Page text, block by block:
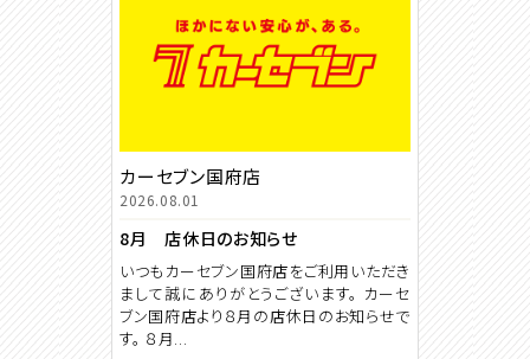
カーセブン国府店
2026.08.01
8月 店休日のお知らせ
いつもカーセブン国府店をご利用いただき
まして誠にありがとうございます。 カーセ
ブン国府店より８月の店休日のお知らせで
す。 ８月...